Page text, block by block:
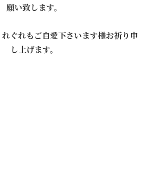
願い致します。
ぐれもご自愛下さいます様お祈り申
し上げます。